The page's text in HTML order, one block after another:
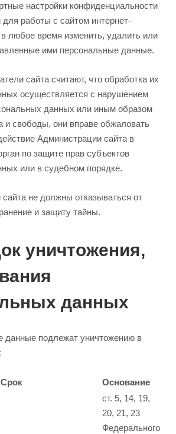
настройки конфиденциальности
работы с сайтом интернет-
в любое время изменить, удалить или
ими персональные данные.
сайта считают, что обработка их
осуществляется с нарушением
данных или иным образом
и свободы, они вправе обжаловать
Администрации сайта в
по защите прав субъектов
или в судебном порядке.
не должны отказываться от
и защиту тайны.
уничтожения,
данных
данные подлежат уничтожению в
Срок Основание
ст. 5, 14, 19,
20, 21, 23
Федерального